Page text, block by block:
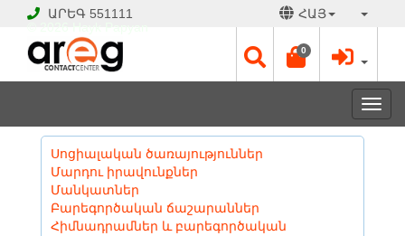
ԱՐԵԳ 551111 ՀԱՅ
0
Սոցիալական ծառայություններ
Մարդու իրավունքներ
Մանկատներ
Բարեգործական ճաշարաններ
Հիմնադրամներ և բարեգործական